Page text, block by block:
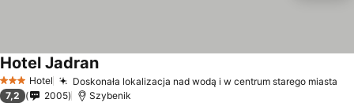
3 Kategoria
Hotel Doskonała lokalizacja nad wodą i w centrum starego miasta
Hotel Jadran
7,2 2005 Szybenik